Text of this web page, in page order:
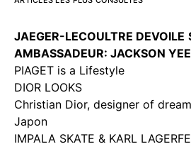
JAEGER-LECOULTRE DEVOILE
AMBASSADEUR: JACKSON
PIAGET is a Lifestyle
DIOR LOOKS
Christian Dior, designer of
Japon
IMPALA SKATE & KARL